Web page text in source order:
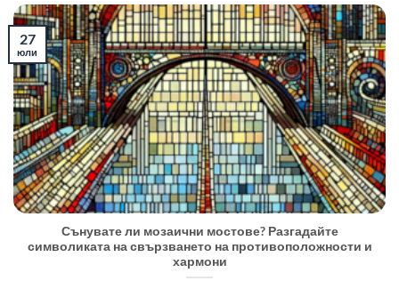
Сънувате ли мозаични мостове? Разгадайте
символиката на свързването на противоположности и
хармони
27
юли